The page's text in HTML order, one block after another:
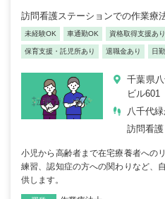
訪問看護ステーションでの作業療
未経験OK 車通勤OK 資格取得支援あり
保育支援・託児所あり 退職金あり 日
千葉県
ビル601
八千代
訪問看護
小児から高齢者まで在宅療養者への
練習、認知症の方への関わりなど、
供します。